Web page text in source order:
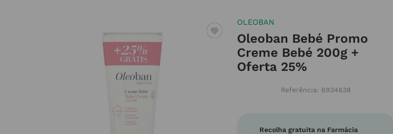
OLEOBAN
Oleoban Bebé Promo
Creme Bebé 200g +
Oferta 25%
Referência: 6934638
Recolha gratuita na Farmácia